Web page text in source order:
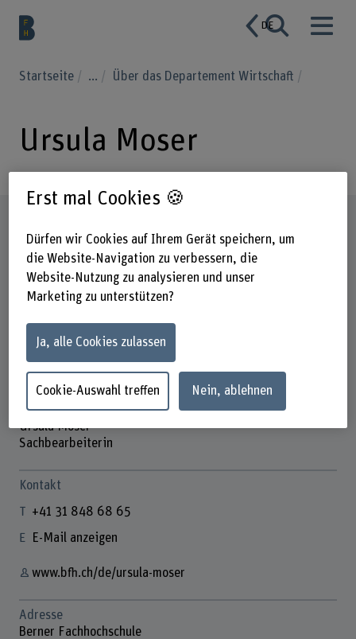
DE
Startseite ... Über das Departement Wirtschaft
Ursula Moser
Ursula Moser
Sachbearbeiterin
Kontakt
+41 31 848 68 65
E-Mail anzeigen
www.bfh.ch/de/ursula-moser
Adresse
Berner Fachhochschule
Erst mal Cookies 🍪
Dürfen wir Cookies auf Ihrem Gerät speichern, um
die Website-Navigation zu verbessern, die
Website-Nutzung zu analysieren und unser
Marketing zu unterstützen?
Ja, alle Cookies zulassen
Cookie-Auswahl treffen Nein, ablehnen